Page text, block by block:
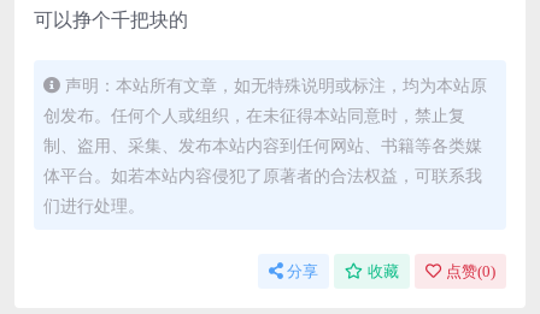
可以挣个千把块的
声明：本站所有文章，如无特殊说明或标注，均为本站原
创发布。任何个人或组织，在未征得本站同意时，禁止复
制、盗用、采集、发布本站内容到任何网站、书籍等各类媒
体平台。如若本站内容侵犯了原著者的合法权益，可联系我
们进行处理。
分享 收藏 点赞(0)